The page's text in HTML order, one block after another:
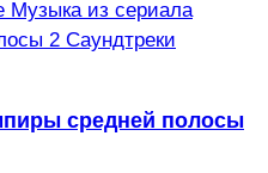
средней полосы